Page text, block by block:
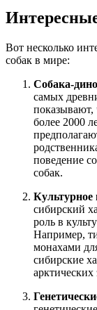
Вот несколько
собак в мире:
Собака-
самых
показывают,
более 2000
поведение
собак.
Культурное
сибирский
роль в
Например,
монахами
сибирские